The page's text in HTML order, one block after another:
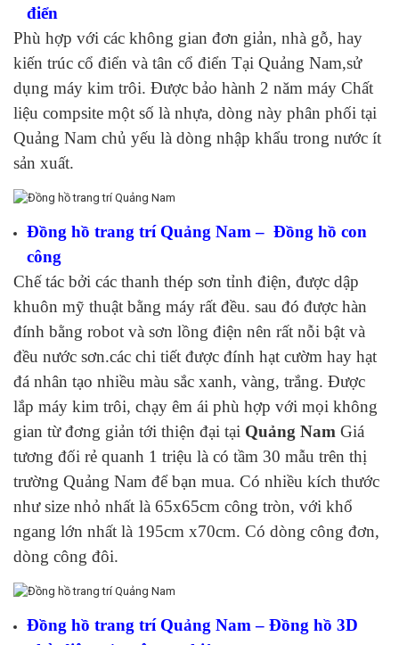
điển
Phù hợp với các không gian đơn giản, nhà gỗ, hay
kiến trúc cổ điển và tân cổ điển Tại Quảng Nam,sử
dụng máy kim trôi. Được bảo hành 2 năm máy Chất
liệu compsite một số là nhựa, dòng này phân phối tại
Quảng Nam chủ yếu là dòng nhập khẩu trong nước ít
sản xuất.
Đồng hồ trang trí Quảng Nam – Đồng hồ con
công
Chế tác bởi các thanh thép sơn tỉnh điện, được dập
khuôn mỹ thuật bằng máy rất đều. sau đó được hàn
đính bằng robot và sơn lồng điện nên rất nỗi bật và
đều nước sơn.các chi tiết được đính hạt cườm hay hạt
đá nhân tạo nhiều màu sắc xanh, vàng, trắng. Được
lắp máy kim trôi, chạy êm ái phù hợp với mọi không
gian từ đơng giản tới thiện đại tại Quảng Nam Giá
tương đối rẻ quanh 1 triệu là có tầm 30 mẫu trên thị
trường Quảng Nam để bạn mua. Có nhiều kích thước
như size nhỏ nhất là 65x65cm công tròn, với khổ
ngang lớn nhất là 195cm x70cm. Có dòng công đơn,
dòng công đôi.
Đồng hồ trang trí Quảng Nam – Đồng hồ 3D